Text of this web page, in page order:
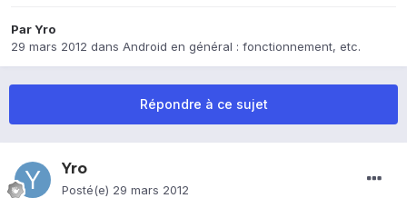
ParYro
29 mars 2012 dans Android en général : fonctionnement, etc.
Répondre à ce sujet
Yro
Posté(e) 29 mars 2012